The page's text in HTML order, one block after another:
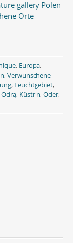
, Europa,
,Verwunschene
, Feuchtgebiet,
Odrą, Küstrin,Oder,